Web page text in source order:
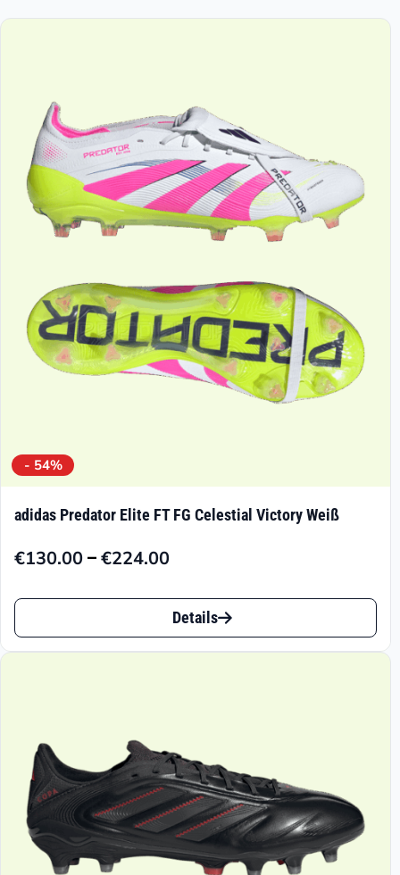
- 54%
adidas Predator Elite FT FG Celestial Victory Weiß
€130.00–€224.00
Preisspanne:
€224.00
Dieses
Produkt
auf.
Die
Optionen
können
Details